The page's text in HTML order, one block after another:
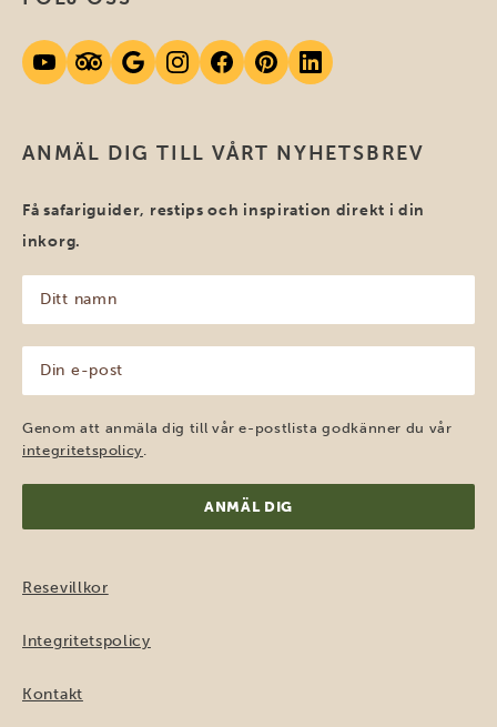
ANMÄL DIG TILL VÅRT NYHETSBREV
Få safariguider, restips och inspiration direkt i din
inkorg.
namn
(Obligatoriskt)
post
(Obligatoriskt)
Genom att anmäla dig till vår e-postlista godkänner du vår
integritetspolicy
Resevillkor
Integritetspolicy
Kontakt